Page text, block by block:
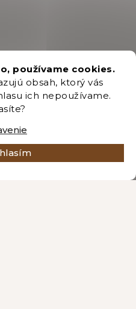
používame cookies.
obsah, ktorý vás
ich nepoužívame.